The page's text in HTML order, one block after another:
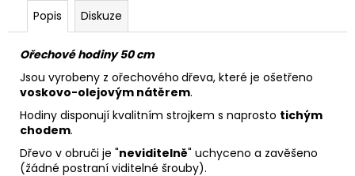
Popis Diskuze
Ořechové hodiny 50 cm
Jsou vyrobeny z ořechového dřeva, které je ošetřeno
voskovo-olejovým nátěrem.
Hodiny disponují kvalitním strojkem s naprosto tichým
chodem.
Dřevo v obruči je "neviditelně" uchyceno a zavěšeno
(žádné postraní viditelné šrouby).